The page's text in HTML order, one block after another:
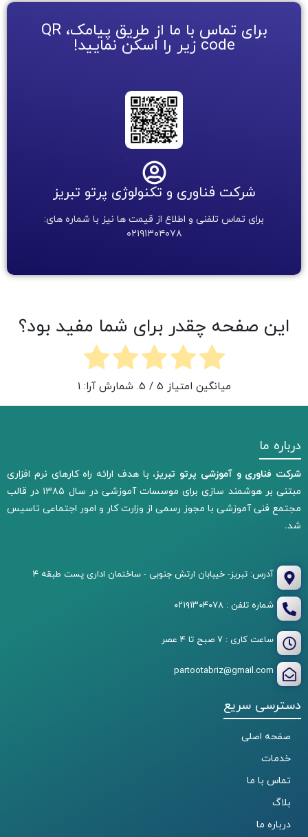
برای تماس با ما از طریق پیامک، QR
code زیر را اسکن نمایید!
.
شرکت فناوری و تکنولوژی پرتو تبریز
برای تماس تلفنی و اطلاع از قیمت ها نیز با شماره های:
۰۲۱۹۱۳۰۴۰۷۸
این صفحه چقدر برای شما مفید بود؟
میانگین امتیاز ۵ / ۵. شمارش آرا: ۱
درباره ما
شرکت فناوری و آموزشی پرتو تبریز، با هدف ارائه راه کارهای نرم افزاری
مبتنی بر هوشمند سازی برای موسسات آموزشی در سال ۱۳۸۵ در قالب
مجتمع فنی آموزشی با مجوز رسمی از وزارت کار و امور اجتماعی تاسیس
شد.
آدرس: تبریز- خیبابان ارتش جنوبی - ساختمان اداری پست طبقه ۴
شماره تلفن : ۰۲۱۹۱۳۰۴۰۷۸
ساعت کاری : ۷ صبح تا ۴ عصر
partootabriz@gmail.com
دسترسی سریع
صفحه اصلی
خدمات
تماس با ما
بلاگ
درباره ما